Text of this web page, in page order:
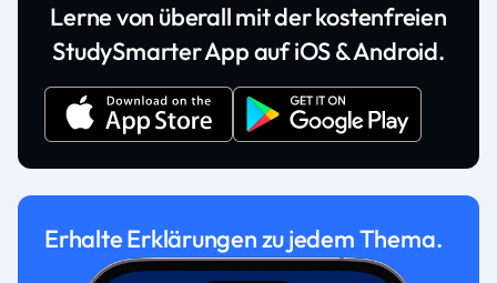
Lerne von überall mit der kostenfreien
StudySmarter App auf iOS & Android.
Erhalte Erklärungen zu jedem Thema.